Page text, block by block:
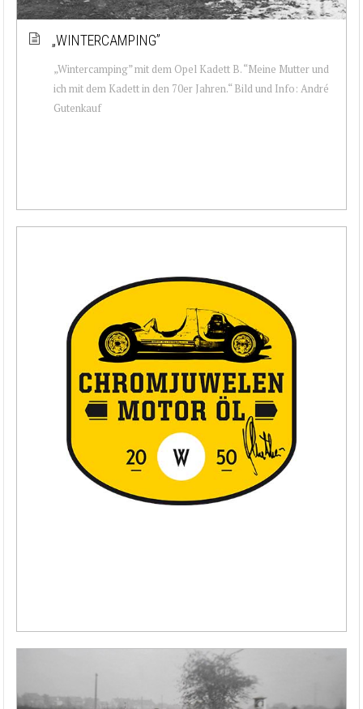
„WINTERCAMPING”
„Wintercamping” mit dem Opel Kadett B. “Meine Mutter und
ich mit dem Kadett in den 70er Jahren.“ Bild und Info: André
Gutenkauf